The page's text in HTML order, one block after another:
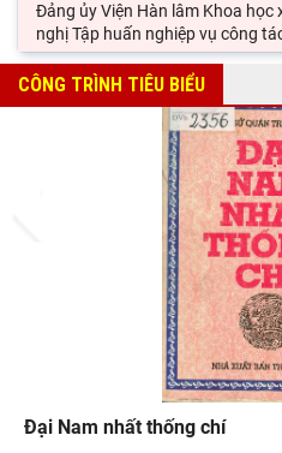
Đảng ủy Viện Hàn lâm Khoa học
nghị Tập huấn nghiệp vụ công
Viện Sử học tham gia Hội thảo
Hội thảo khoa học quốc gia
Di sản và giá trị thời đại”
Rà soát công tác chuẩn bị Hội
nhân văn hóa Lê Quý Đôn - Di
CÔNG TRÌNH TIÊU BIỂU
Đại Nam nhất thống chí